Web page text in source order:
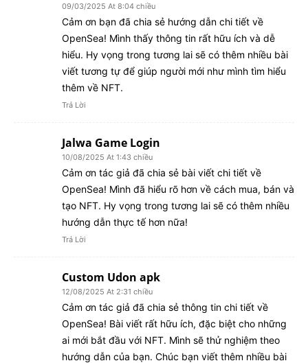
09/03/2025 At 8:04 chiều
Cảm ơn bạn đã chia sẻ hướng dẫn chi tiết về
OpenSea! Mình thấy thông tin rất hữu ích và dễ
hiểu. Hy vọng trong tương lai sẽ có thêm nhiều bài
viết tương tự để giúp người mới như mình tìm hiểu
thêm về NFT.
Trả Lời
Jalwa Game Login
10/08/2025 At 1:43 chiều
Cảm ơn tác giả đã chia sẻ bài viết chi tiết về
OpenSea! Mình đã hiểu rõ hơn về cách mua, bán và
tạo NFT. Hy vọng trong tương lai sẽ có thêm nhiều
hướng dẫn thực tế hơn nữa!
Trả Lời
Custom Udon apk
12/08/2025 At 2:31 chiều
Cảm ơn tác giả đã chia sẻ thông tin chi tiết về
OpenSea! Bài viết rất hữu ích, đặc biệt cho những
ai mới bắt đầu với NFT. Mình sẽ thử nghiệm theo
hướng dẫn của bạn. Chúc bạn viết thêm nhiều bài